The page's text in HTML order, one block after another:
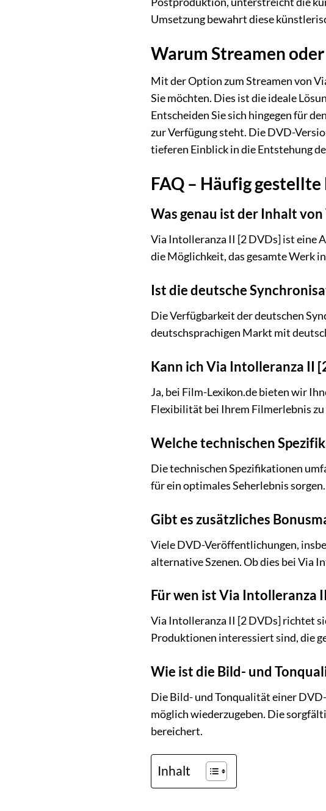
Umsetzung bewahrt diese
Warum Streamen
Mit der Option zum Streamen von
Sie möchten. Dies ist die ideale
Entscheiden Sie sich hingegen für
zur Verfügung steht. Die DVD-
tieferen Einblick in die Entstehung
FAQ – Häufig
Was genau ist der Inhalt
Via Intolleranza II [2 DVDs] ist eine
die Möglichkeit, das gesamte Werk
Ist die deutsche
Die Verfügbarkeit der deutschen
deutschsprachigen Markt mit
Kann ich Via Intolleranza II
Ja, bei Film-Lexikon.de bieten wir
Flexibilität bei Ihrem Filmerlebnis
Welche technischen
Die technischen Spezifikationen
für ein optimales Seherlebnis
Gibt es zusätzliches
Viele DVD-Veröffentlichungen,
alternative Szenen. Ob dies bei Via
Für wen ist Via Intolleranza
Via Intolleranza II [2 DVDs] richtet
Produktionen interessiert sind, die
Wie ist die Bild- und
Die Bild- und Tonqualität einer
möglich wiederzugeben. Die
bereichert.
Inhalt